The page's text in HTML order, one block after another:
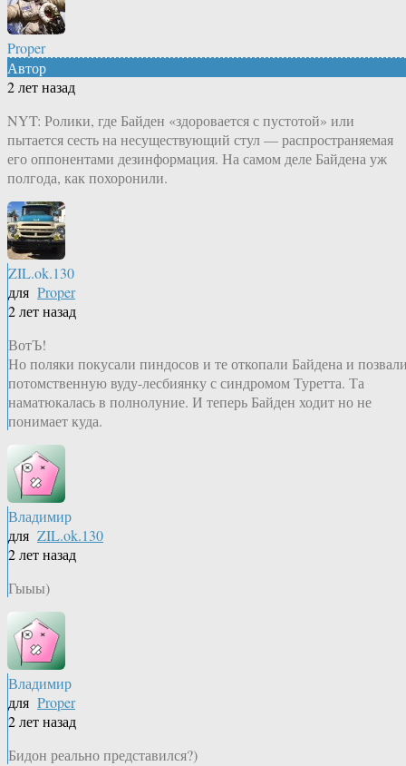
Proper
Автор
2 лет назад
NYT: Ролики, где Байден «здоровается с пустотой» или
пытается сесть на несуществующий стул — распространяемая
его оппонентами дезинформация. На самом деле Байдена уж
полгода, как похоронили.
ZIL.ok.130
для Proper
2 лет назад
ВотЪ!
Но поляки покусали пиндосов и те откопали Байдена и
потомственную вуду-лесбиянку с синдромом Туретта. Та
наматюкалась в полнолуние. И теперь Байден ходит но не
понимает куда.
Владимир
для ZIL.ok.130
2 лет назад
Гыыы)
Владимир
для Proper
2 лет назад
Бидон реально представился?)